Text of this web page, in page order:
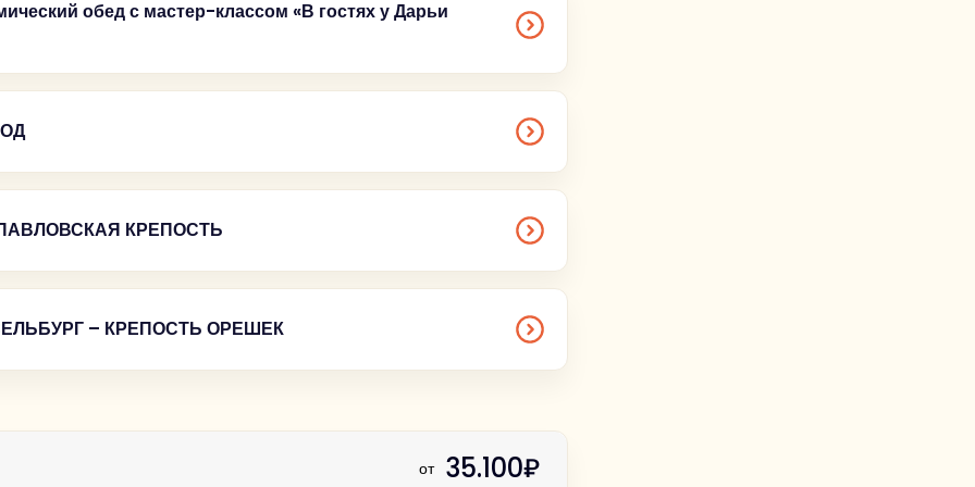
обед с мастер-классом «В гостях у Дарьи
Валдайский Иверский Богородицкий Святоозерский
КРЕПОСТЬ
Романовых»
– КРЕПОСТЬ ОРЕШЕК
от 35.100₽